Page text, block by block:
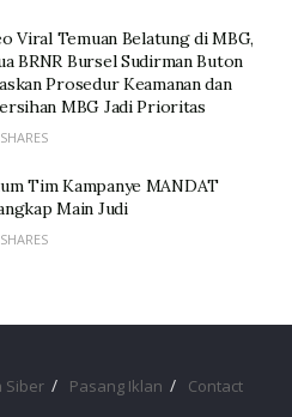
Viral Temuan Belatung di MBG,
BRNR Bursel Sudirman Buton
Prosedur Keamanan dan
MBG Jadi Prioritas
Tim Kampanye MANDAT
Main Judi
Siber Pasang Iklan Contact